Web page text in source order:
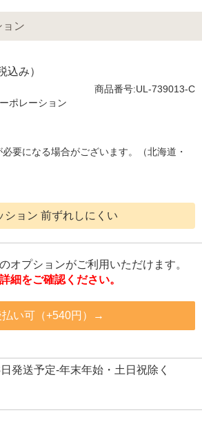
ョン
込み）
商品番号:UL-739013-C
ポレーション
要になる場合がございます。（北海道・
ション 前ずれしにくい
オプションがご利用いただけます。
細をご確認ください。
払い可（+540円）→
発送予定-年末年始・土日祝除く